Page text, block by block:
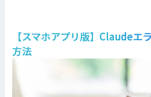
【スマホアプリ版】Claudeエ
方法